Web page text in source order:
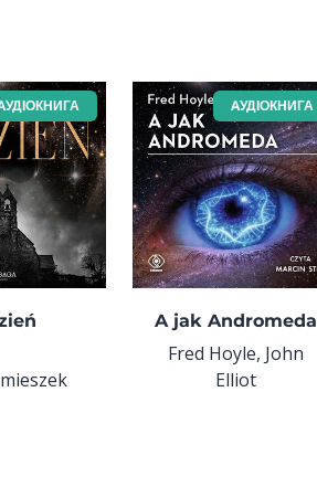
AУДІОКНИГА
A jak Andromeda
Fred Hoyle, John
Elliot